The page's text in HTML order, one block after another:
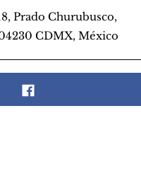
Prado Churubusco,
CDMX, México